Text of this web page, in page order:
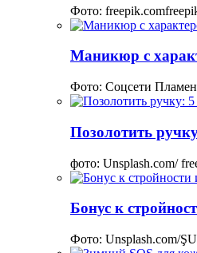
Фото:
Маникюр с
Фото: Соцсети
Позолотить
фото: Unsplash.com/
Бонус к
Фото: Unsplash.com/